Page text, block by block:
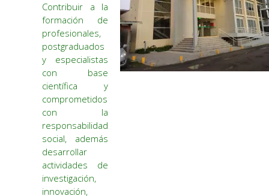
Contribuir a la
formación de
profesionales,
postgraduados
y especialistas
con base
científica y
comprometidos
con la
responsabilidad
social, además
desarrollar
actividades de
investigación,
innovación,